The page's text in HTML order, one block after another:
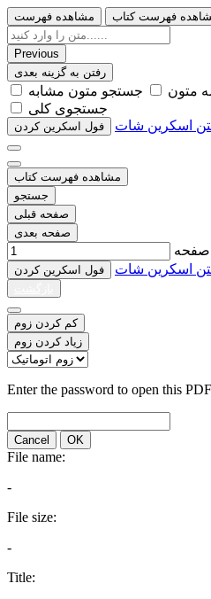
مشاهده فهرست فهرست کتاب
Previous
رفتن به گزینه بعدی
ﻣﺘﻮﻥ
ﺟﺴﺘﺠﻮ ﻣﺘﻮﻥ ﻣﺸﺎﺑﻪ
ﺟﺴﺘﺠﻮﯼ ﮐﻠﯽ
ﻓﻮﻝ اﺳﮑﺮﯾﻦ ﮐﺮﺩﻥ اسکرین شات
مشاهده فهرست کتاب
جستجو
صفحه قبلی
صفحه بعدی
صفحه
ﻓﻮﻝ اﺳﮑﺮﯾﻦ ﮐﺮﺩﻥ اسکرین شات
کم کردن زوم
زیاد کردن زوم
Enter the password to open this
Cancel OK
File name:
-
File size:
-
Title: